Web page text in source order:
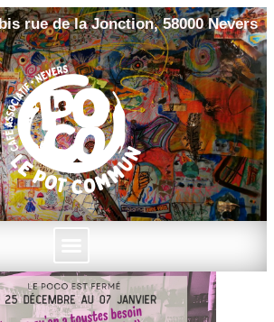
rue de la Jonction, 58000 Nevers